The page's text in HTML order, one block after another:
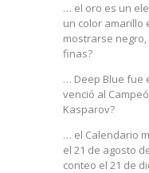
… el oro es un
un color amarillo
mostrarse
finas?
… Deep Blue fue
venció al
Kasparov?
… el Calendario
el 21 de agosto
conteo el 21 de